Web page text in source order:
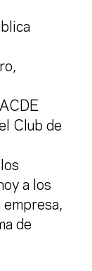
Club de
a los
empresa,
de